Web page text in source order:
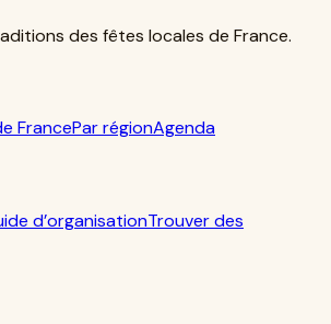
des fêtes locales de France.
FrancePar régionAgenda
d’organisationTrouver des